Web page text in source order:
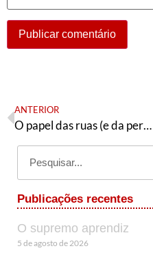
ANTERIOR
O papel das ruas (e da personalidade) na política
Publicações recentes
O supremo aprendiz
5 de agosto de 2026